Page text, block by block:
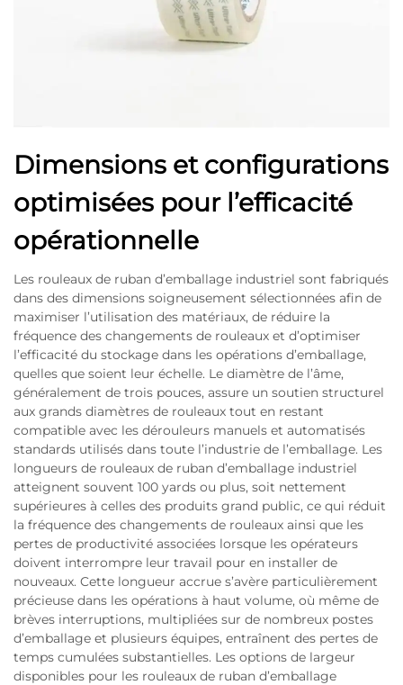
Dimensions et configurations
optimisées pour l’efficacité
opérationnelle
Les rouleaux de ruban d’emballage industriel sont fabriqués
dans des dimensions soigneusement sélectionnées afin de
maximiser l’utilisation des matériaux, de réduire la
fréquence des changements de rouleaux et d’optimiser
l’efficacité du stockage dans les opérations d’emballage,
quelles que soient leur échelle. Le diamètre de l’âme,
généralement de trois pouces, assure un soutien structurel
aux grands diamètres de rouleaux tout en restant
compatible avec les dérouleurs manuels et automatisés
standards utilisés dans toute l’industrie de l’emballage. Les
longueurs de rouleaux de ruban d’emballage industriel
atteignent souvent 100 yards ou plus, soit nettement
supérieures à celles des produits grand public, ce qui réduit
la fréquence des changements de rouleaux ainsi que les
pertes de productivité associées lorsque les opérateurs
doivent interrompre leur travail pour en installer de
nouveaux. Cette longueur accrue s’avère particulièrement
précieuse dans les opérations à haut volume, où même de
brèves interruptions, multipliées sur de nombreux postes
d’emballage et plusieurs équipes, entraînent des pertes de
temps cumulées substantielles. Les options de largeur
disponibles pour les rouleaux de ruban d’emballage